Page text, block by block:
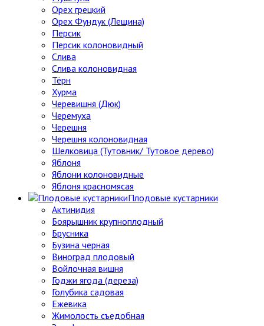
Орех грецкий
Орех Фундук (Лещина)
Персик
Персик колоновидный
Слива
Слива колоновидная
Тёрн
Хурма
Черевишня (Дюк)
Черемуха
Черешня
Черешня колоновидная
Шелковица (Тутовник/ Тутовое дерево)
Яблоня
Яблони колоновидные
Яблоня красномясая
Плодовые кустарники
Актинидия
Боярышник крупноплодный
Брусника
Бузина черная
Виноград плодовый
Войлочная вишня
Годжи ягода (дереза)
Голубика садовая
Ежевика
Жимолость съедобная